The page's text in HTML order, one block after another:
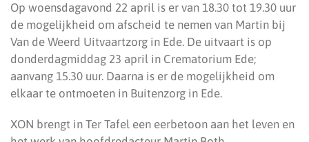
Op woensdagavond 22 april is er van 18.30 tot 19.30 uur
de mogelijkheid om afscheid te nemen van Martin bij
Van de Weerd Uitvaartzorg in Ede. De uitvaart is op
donderdagmiddag 23 april in Crematorium Ede;
aanvang 15.30 uur. Daarna is er de mogelijkheid om
elkaar te ontmoeten in Buitenzorg in Ede.
XON brengt in Ter Tafel een eerbetoon aan het leven en